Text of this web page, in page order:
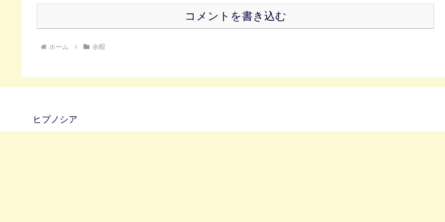
コメントを書き込む
ホーム 余暇
ヒプノシア